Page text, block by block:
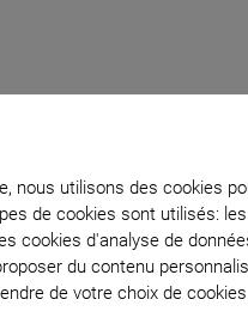
nous utilisons des cookies
de cookies sont utilisés:
cookies d'analyse de
du contenu
de votre choix de
Solutions for